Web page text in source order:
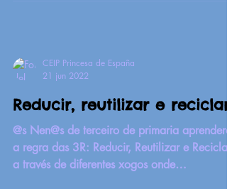
CEIP Princesa de España
21 jun 2022
Reducir, reutilizar e reciclar!
@s Nen@s de terceiro de primaria
a regra das 3R: Reducir, Reutilizar e Reciclar
a través de diferentes xogos onde